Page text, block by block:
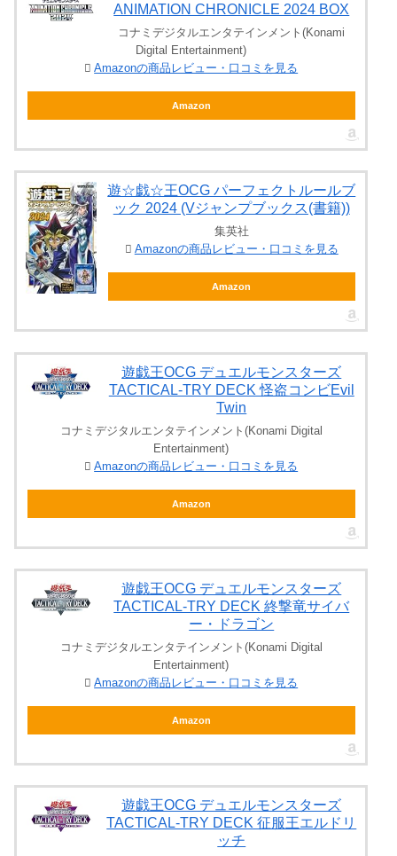
ANIMATION CHRONICLE 2024 BOX
コナミデジタルエンタテインメント(Konami
Digital Entertainment)
Amazonの商品レビュー・口コミを見る
Amazon
遊☆戯☆王OCG パーフェクトルールブ
ック 2024 (Vジャンプブックス(書籍))
集英社
Amazonの商品レビュー・口コミを見る
Amazon
遊戯王OCG デュエルモンスターズ
TACTICAL-TRY DECK 怪盗コンビEvil
Twin
コナミデジタルエンタテインメント(Konami Digital
Entertainment)
Amazonの商品レビュー・口コミを見る
Amazon
遊戯王OCG デュエルモンスターズ
TACTICAL-TRY DECK 終撃竜サイバ
ー・ドラゴン
コナミデジタルエンタテインメント(Konami Digital
Entertainment)
Amazonの商品レビュー・口コミを見る
Amazon
遊戯王OCG デュエルモンスターズ
TACTICAL-TRY DECK 征服王エルドリ
ッチ